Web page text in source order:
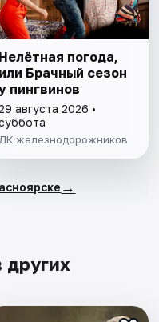
Нелётная погода,
или Брачный сезон
пингвинов
августа 2026 •
железнодорожников
→